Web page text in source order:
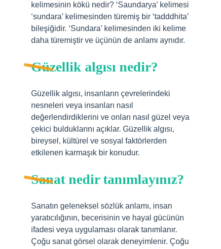
kelimesinin kökü nedir? ‘Saundarya’ kelimesi
‘sundara’ kelimesinden türemiş bir ‘tadddhita’
bileşiğidir. ‘Sundara’ kelimesinden iki kelime
daha türemiştir ve üçünün de anlamı aynıdır.
Güzellik algısı nedir?
Güzellik algısı, insanların çevrelerindeki
nesneleri veya insanları nasıl
değerlendirdiklerini ve onları nasıl güzel veya
çekici bulduklarını açıklar. Güzellik algısı,
bireysel, kültürel ve sosyal faktörlerden
etkilenen karmaşık bir konudur.
Sanat nedir tanımlayınız?
Sanatın geleneksel sözlük anlamı, insan
yaratıcılığının, becerisinin ve hayal gücünün
ifadesi veya uygulaması olarak tanımlanır.
Çoğu sanat görsel olarak deneyimlenir. Çoğu